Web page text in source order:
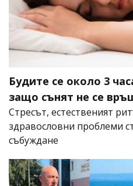
Будите се около 3
защо сънят не се
Стресът, естественият
здравословни проблеми
събуждане